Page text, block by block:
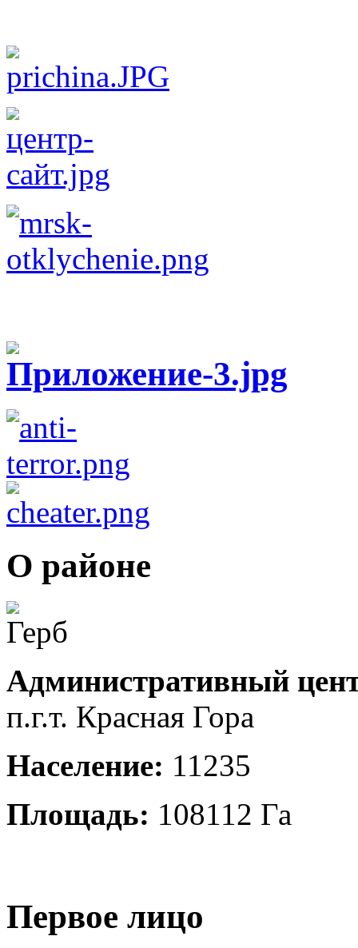
О районе
Административный
п.г.т. Красная Гора
Население: 11235
Площадь: 108112 Га
Первое лицо